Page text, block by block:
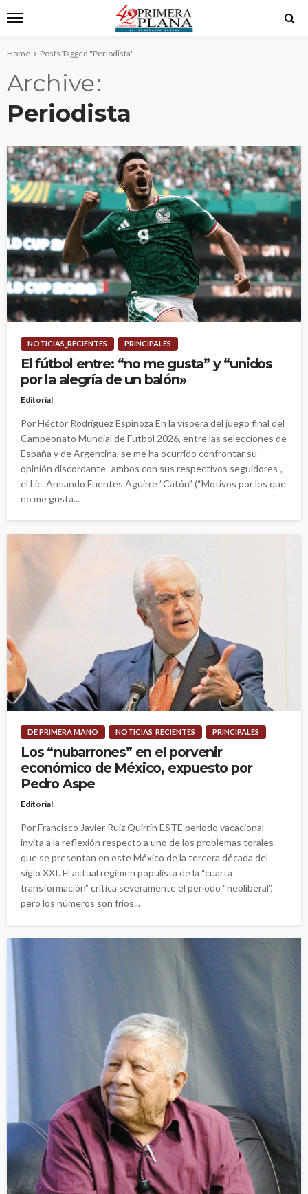
Home Posts Tagged "Periodista"
Archive
Periodista
NOTICIAS_RECIENTES PRINCIPALES
El fútbol entre: “no me gusta” y “unidos
por la alegría de un balón»
Editorial
Por Héctor Rodríguez Espinoza En la víspera del juego final del
Campeonato Mundial de Futbol 2026, entre las selecciones de
España y de Argentina, se me ha ocurrido confrontar su
opinión discordante -ambos con sus respectivos seguidores-,
el Lic. Armando Fuentes Aguirre ”Catón” (“Motivos por los que
no me gusta...
DE PRIMERA MANO NOTICIAS_RECIENTES PRINCIPALES
Los “nubarrones” en el porvenir
económico de México, expuesto por
Pedro Aspe
Editorial
Por Francisco Javier Ruiz Quirrín ESTE periodo vacacional
invita a la reflexión respecto a uno de los problemas torales
que se presentan en este México de la tercera década del
siglo XXI. El actual régimen populista de la “cuarta
transformación” critica severamente el periodo “neoliberal”,
pero los números son fríos...